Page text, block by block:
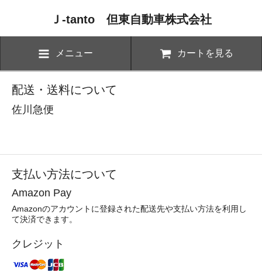
Ｊ-tanto 但東自動車株式会社
メニュー カートを見る
配送・送料について
佐川急便
支払い方法について
Amazon Pay
Amazonのアカウントに登録された配送先や支払い方法を利用し
て決済できます。
クレジット